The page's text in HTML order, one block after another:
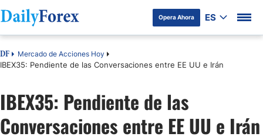
Opera Ahora ES
DF Mercado de Acciones Hoy
IBEX35: Pendiente de las Conversaciones entre EE UU e Irán
IBEX35: Pendiente de las
Conversaciones entre EE UU e Irán